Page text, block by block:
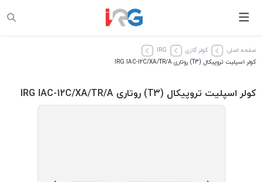
صفحه اصلی کولر گازی
IRG
کولر اسپلیت تروپیکال (T3) روتاری IRG IAC-12C/XA/TR/A
کولر اسپلیت تروپیکال (T3) روتاری IRG IAC-12C/XA/TR/A